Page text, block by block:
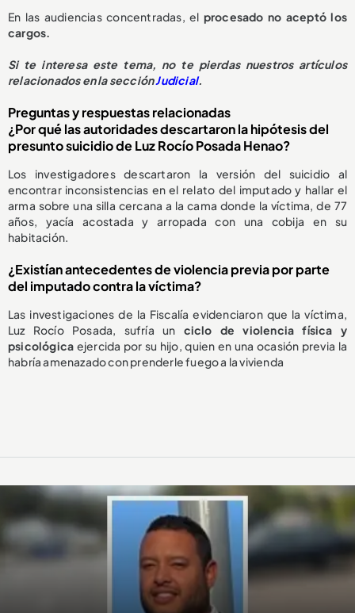
En las audiencias concentradas, el procesado no aceptó los
cargos.
Si te interesa este tema, no te pierdas nuestros artículos
relacionados en la secciónJudicial.
Preguntas y respuestas relacionadas
¿Por qué las autoridades descartaron la hipótesis del
presunto suicidio de Luz Rocío Posada Henao?
Los investigadores descartaron la versión del suicidio al
encontrar inconsistencias en el relato del imputado y hallar el
arma sobre una silla cercana a la cama donde la víctima, de 77
años, yacía acostada y arropada con una cobija en su
habitación.
¿Existían antecedentes de violencia previa por parte
del imputado contra la víctima?
Las investigaciones de la Fiscalía evidenciaron que la víctima,
Luz Rocío Posada, sufría un ciclo de violencia física y
psicológica ejercida por su hijo, quien en una ocasión previa la
habría amenazado con prenderle fuego a la vivienda